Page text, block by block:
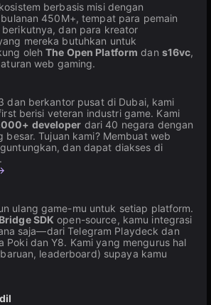
berbasis misi dengan
450M+, tempat para pemain
berikutnya, dan para kreator
mereka butuhkan untuk
olehThe Open Platform dan s16vc,
web gaming.
dan berkantor pusat di Dubai, kami
berisi veteran industri game. Kami
developer dari 40 negara dengan
besar. Tujuan kami? Membuat web
dan dapat diakses di
ulang game-mu untuk setiap platform.
SDK open-source, kamu integrasi
saja—dari Telegram Playdeck dan
Poki dan Y8. Kami yang mengurus hal
leaderboard) supaya kamu